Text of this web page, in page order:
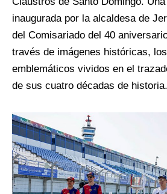
inaugurada por la alcaldesa de
del Comisariado del 40
través de imágenes históricas,
emblemáticos vividos en el
de sus cuatro décadas de historia.